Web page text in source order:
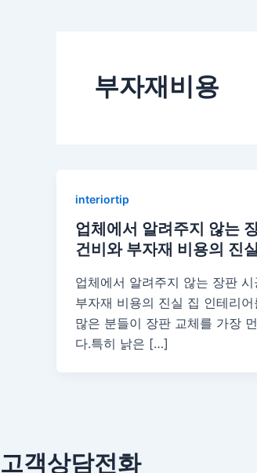
부자재비용
interiortip
업체에서 알려주지 않는
건비와 부자재 비용의 진실
업체에서 알려주지 않는 장판
부자재 비용의 진실 집 인테리
많은 분들이 장판 교체를 가장
다.특히 낡은 […]
고객상담전화